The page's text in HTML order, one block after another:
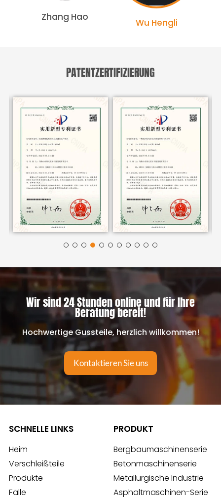
Zhang Hao Wu Hengli
PATENTZERTIFIZIERUNG
Wir sind 24 Stunden online und für Ihre
Beratung bereit!
Hochwertige Gussteile, herzlich willkommen!
Kontaktieren Sie uns
SCHNELLE LINKS
Heim
Verschleißteile
Produkte
Fälle
PRODUKT
Bergbaumaschinenserie
Betonmaschinenserie
Metallurgische Industrie
Asphaltmaschinen-Serie